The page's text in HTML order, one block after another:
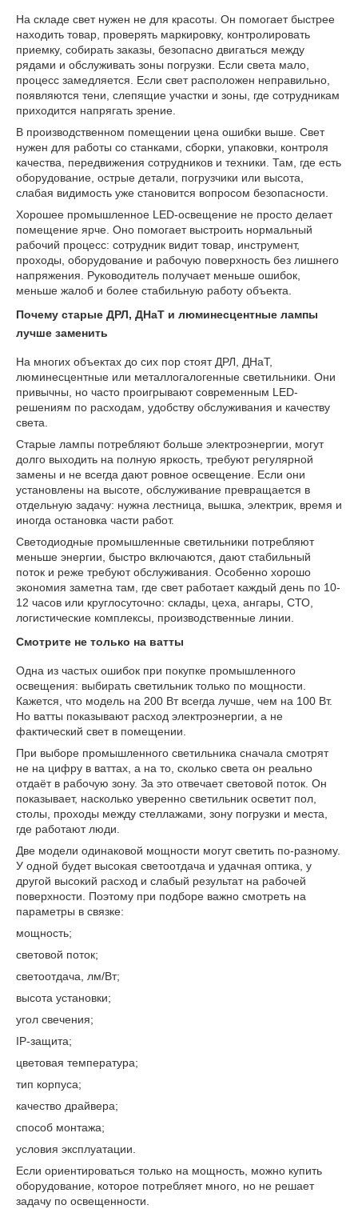
На складе свет нужен не для красоты. Он помогает быстрее
находить товар, проверять маркировку, контролировать
приемку, собирать заказы, безопасно двигаться между
рядами и обслуживать зоны погрузки. Если света мало,
процесс замедляется. Если свет расположен неправильно,
появляются тени, слепящие участки и зоны, где сотрудникам
приходится напрягать зрение.
В производственном помещении цена ошибки выше. Свет
нужен для работы со станками, сборки, упаковки, контроля
качества, передвижения сотрудников и техники. Там, где есть
оборудование, острые детали, погрузчики или высота,
слабая видимость уже становится вопросом безопасности.
Хорошее промышленное LED-освещение не просто делает
помещение ярче. Оно помогает выстроить нормальный
рабочий процесс: сотрудник видит товар, инструмент,
проходы, оборудование и рабочую поверхность без лишнего
напряжения. Руководитель получает меньше ошибок,
меньше жалоб и более стабильную работу объекта.
Почему старые ДРЛ, ДНаТ и люминесцентные лампы
лучше заменить
На многих объектах до сих пор стоят ДРЛ, ДНаТ,
люминесцентные или металлогалогенные светильники. Они
привычны, но часто проигрывают современным LED-
решениям по расходам, удобству обслуживания и качеству
света.
Старые лампы потребляют больше электроэнергии, могут
долго выходить на полную яркость, требуют регулярной
замены и не всегда дают ровное освещение. Если они
установлены на высоте, обслуживание превращается в
отдельную задачу: нужна лестница, вышка, электрик, время и
иногда остановка части работ.
Светодиодные промышленные светильники потребляют
меньше энергии, быстро включаются, дают стабильный
поток и реже требуют обслуживания. Особенно хорошо
экономия заметна там, где свет работает каждый день по 10-
12 часов или круглосуточно: склады, цеха, ангары, СТО,
логистические комплексы, производственные линии.
Смотрите не только на ватты
Одна из частых ошибок при покупке промышленного
освещения: выбирать светильник только по мощности.
Кажется, что модель на 200 Вт всегда лучше, чем на 100 Вт.
Но ватты показывают расход электроэнергии, а не
фактический свет в помещении.
При выборе промышленного светильника сначала смотрят
не на цифру в ваттах, а на то, сколько света он реально
отдаёт в рабочую зону. За это отвечает световой поток. Он
показывает, насколько уверенно светильник осветит пол,
столы, проходы между стеллажами, зону погрузки и места,
где работают люди.
Две модели одинаковой мощности могут светить по-разному.
У одной будет высокая светоотдача и удачная оптика, у
другой высокий расход и слабый результат на рабочей
поверхности. Поэтому при подборе важно смотреть на
параметры в связке:
мощность;
световой поток;
светоотдача, лм/Вт;
высота установки;
угол свечения;
IP-защита;
цветовая температура;
тип корпуса;
качество драйвера;
способ монтажа;
условия эксплуатации.
Если ориентироваться только на мощность, можно купить
оборудование, которое потребляет много, но не решает
задачу по освещенности.